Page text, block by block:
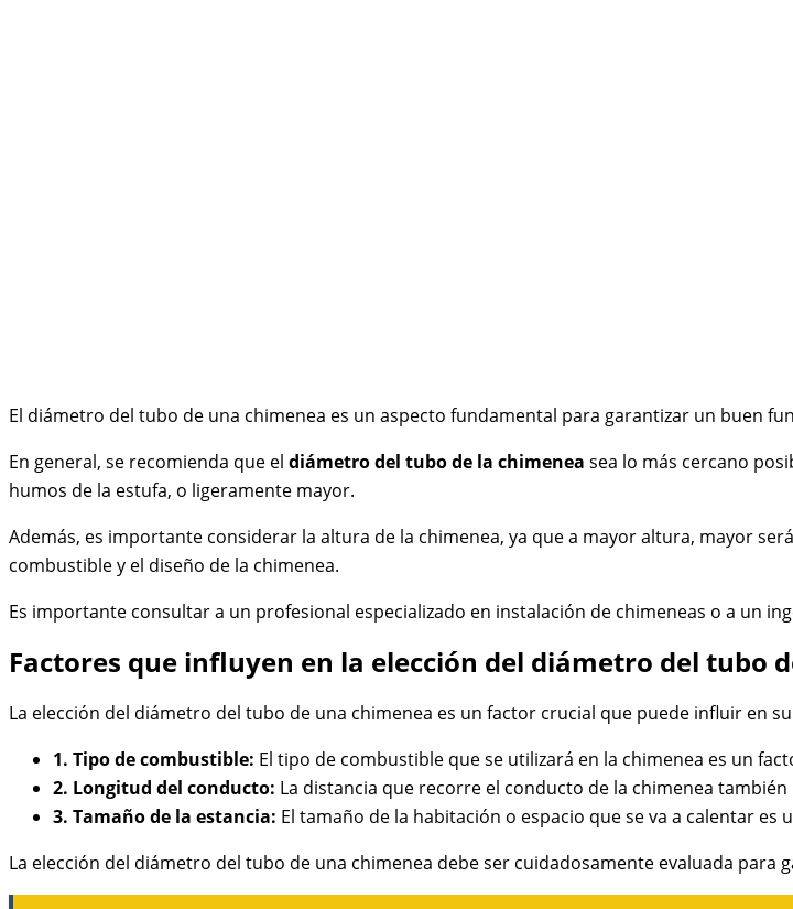
El diámetro del tubo de una chimenea es un aspecto fundamental para garantizar un buen
En general, se recomienda que el diámetro del tubo de la chimenea sea lo más cercano
humos de la estufa, o ligeramente mayor.
Además, es importante considerar la altura de la chimenea, ya que a mayor altura, mayor
combustible y el diseño de la chimenea.
Es importante consultar a un profesional especializado en instalación de chimeneas o a un
Factores que influyen en la elección del diámetro del tubo
La elección del diámetro del tubo de una chimenea es un factor crucial que puede influir en
1. Tipo de combustible: El tipo de combustible que se utilizará en la chimenea es un
2. Longitud del conducto: La distancia que recorre el conducto de la chimenea
3. Tamaño de la estancia: El tamaño de la habitación o espacio que se va a calentar
La elección del diámetro del tubo de una chimenea debe ser cuidadosamente evaluada